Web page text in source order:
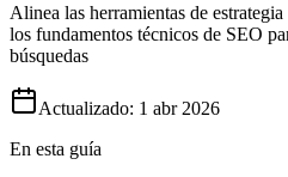
Alinea las herramientas de
los fundamentos técnicos de SEO
búsquedas
Actualizado: 1 abr 2026
En esta guía